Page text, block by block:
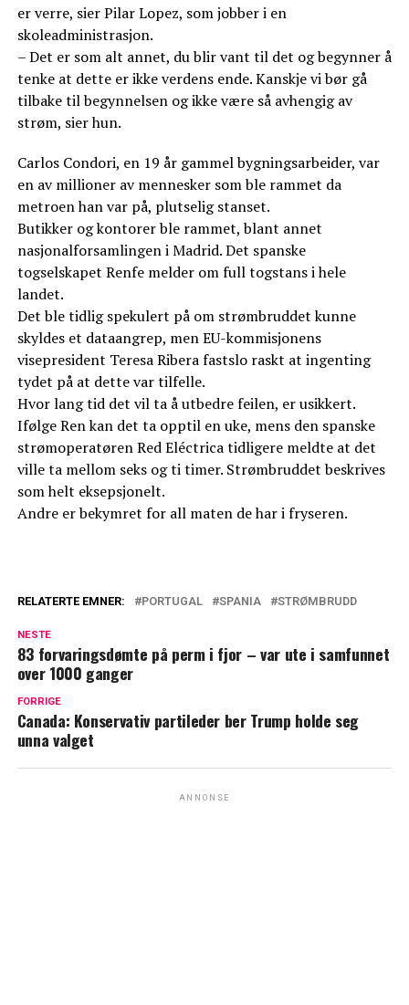
er verre, sier Pilar Lopez, som jobber i en
skoleadministrasjon.
– Det er som alt annet, du blir vant til det og begynner å
tenke at dette er ikke verdens ende. Kanskje vi bør gå
tilbake til begynnelsen og ikke være så avhengig av
strøm, sier hun.
Carlos Condori, en 19 år gammel bygningsarbeider, var
en av millioner av mennesker som ble rammet da
metroen han var på, plutselig stanset.
Butikker og kontorer ble rammet, blant annet
nasjonalforsamlingen i Madrid. Det spanske
togselskapet Renfe melder om full togstans i hele
landet.
Det ble tidlig spekulert på om strømbruddet kunne
skyldes et dataangrep, men EU-kommisjonens
visepresident Teresa Ribera fastslo raskt at ingenting
tydet på at dette var tilfelle.
Hvor lang tid det vil ta å utbedre feilen, er usikkert.
Ifølge Ren kan det ta opptil en uke, mens den spanske
strømoperatøren Red Eléctrica tidligere meldte at det
ville ta mellom seks og ti timer. Strømbruddet beskrives
som helt eksepsjonelt.
Andre er bekymret for all maten de har i fryseren.
RELATERTE EMNER: PORTUGAL SPANIA STRØMBRUDD
NESTE
83 forvaringsdømte på perm i fjor – var ute i samfunnet
over 1000 ganger
FORRIGE
Canada: Konservativ partileder ber Trump holde seg
unna valget
ANNONSE